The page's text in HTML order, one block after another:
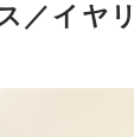
／イヤ